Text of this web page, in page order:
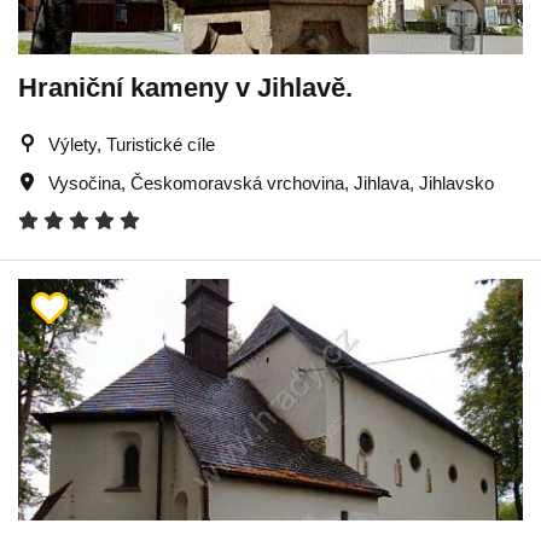
Hraniční kameny v Jihlavě.
Výlety, Turistické cíle
Vysočina, Českomoravská vrchovina, Jihlava, Jihlavsko